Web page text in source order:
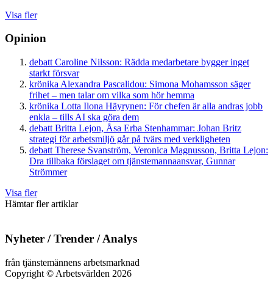
Visa fler
Opinion
debatt Caroline Nilsson: Rädda medarbetare bygger inget
starkt försvar
krönika Alexandra Pascalidou: Simona Mohamsson säger
frihet – men talar om vilka som hör hemma
krönika Lotta Ilona Häyrynen: För chefen är alla andras jobb
enkla – tills AI ska göra dem
debatt Britta Lejon, Åsa Erba Stenhammar: Johan Britz
strategi för arbetsmiljö går på tvärs med verkligheten
debatt Therese Svanström, Veronica Magnusson, Britta Lejon:
Dra tillbaka förslaget om tjänstemannaansvar, Gunnar
Strömmer
Visa fler
Hämtar fler artiklar
Nyheter / Trender / Analys
från tjänstemännens arbetsmarknad
Copyright © Arbetsvärlden 2026